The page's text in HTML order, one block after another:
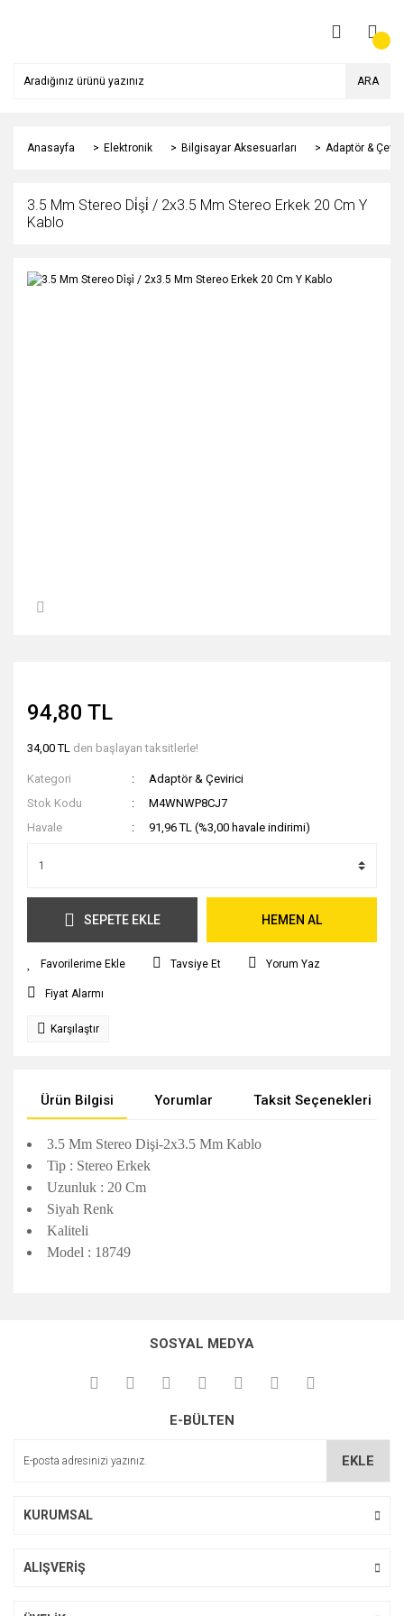
ARA
Anasayfa Elektronik Bilgisayar Aksesuarları Adaptör &
3.5 Mm Stereo Di̇şi̇ / 2x3.5 Mm Stereo Erkek 20 Cm Y
Kablo
94,80 TL
34,00 TL den başlayan taksitlerle!
Kategori
Adaptör & Çevirici
Stok Kodu
M4WNWP8CJ7
Havale
91,96 TL (%3,00 havale indirimi)
SEPETE EKLE HEMEN AL
Tavsiye Et Yorum Yaz
Fiyat Alarmı
Karşılaştır
Ürün Bilgisi Yorumlar Taksit Seçenekleri
3.5 Mm Stereo Dişi-2x3.5 Mm Kablo
Tip : Stereo Erkek
Uzunluk : 20 Cm
Siyah Renk
Kaliteli
Model : 18749
kullanarak tarafımıza iletebilirsiniz.
Görüş ve önerileriniz için teşekkür ederiz.
Ürün açıklamasında eksik bilgiler bulunuyor.
SOSYAL MEDYA
E-BÜLTEN
EKLE
KURUMSAL
ALIŞVERİŞ